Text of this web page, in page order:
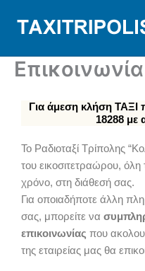
Επικοινωνία
Για άμεση κλήση
18288 με
Το Ραδιοταξί Τρίπολης
του εικοσιτετραώρου,
χρόνο, στη διάθεσή σας.
Για οποιαδήποτε άλλη
σας, μπορείτε να
επικοινωνίας που
της εταιρείας μας θα